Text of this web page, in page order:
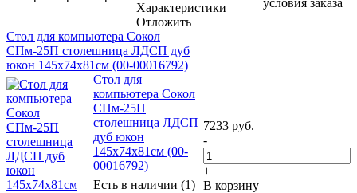
Характеристики
Отложить
Стол для компьютера Сокол
СПм-25П столешница ЛДСП дуб
юкон 145x74x81см (00-00016792)
Стол для
компьютера Сокол
СПм-25П
столешница ЛДСП
дуб юкон
145x74x81см (00-
00016792)
Есть в наличии (1)
7233 руб.
-
+
В корзину